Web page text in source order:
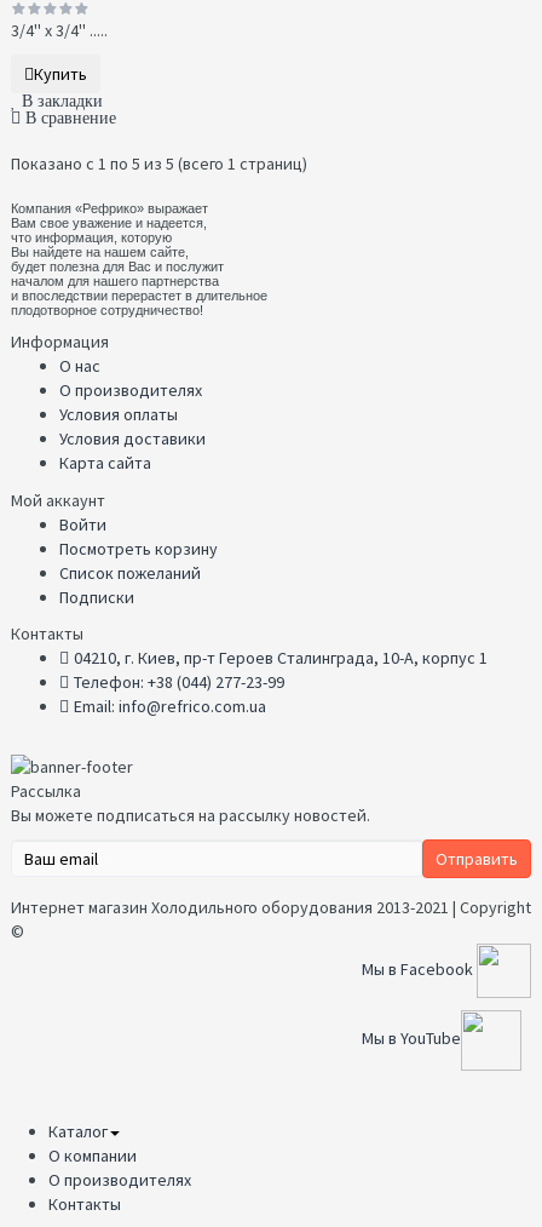
3/4'' х 3/4'' .....
Купить
В закладки
В сравнение
Показано с 1 по 5 из 5 (всего 1 страниц)
Компания «Рефрико» выражает
Вам свое уважение и надеется,
что информация, которую
Вы найдете на нашем сайте,
будет полезна для Вас и послужит
началом для нашего партнерства
и впоследствии перерастет в длительное
плодотворное сотрудничество!
Информация
О нас
О производителях
Условия оплаты
Условия доставики
Карта сайта
Мой аккаунт
Войти
Посмотреть корзину
Список пожеланий
Подписки
Контакты
04210, г. Киев, пр-т Героев Сталинграда, 10-А, корпус 1
Телефон: +38 (044) 277-23-99
Email: info@refrico.com.ua
Рассылка
Вы можете подписаться на рассылку новостей.
Интернет магазин Холодильного оборудования 2013-2021 | Copyright
©
Мы в Facebook
Мы в YouTube
Каталог
О компании
О производителях
Контакты